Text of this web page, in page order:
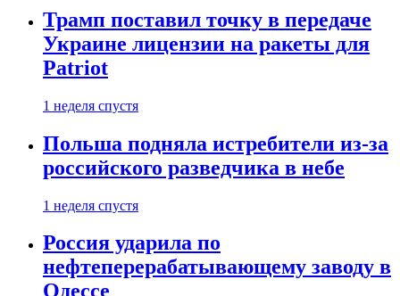
Трамп поставил точку в передаче
Украине лицензии на ракеты для
Patriot
1 неделя спустя
Польша подняла истребители из-за
российского разведчика в небе
1 неделя спустя
Россия ударила по
нефтеперерабатывающему заводу в
Одессе